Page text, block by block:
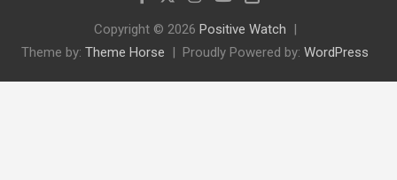
Copyright © 2026 Positive Watch
Theme by: Theme Horse Proudly Powered by: WordPress